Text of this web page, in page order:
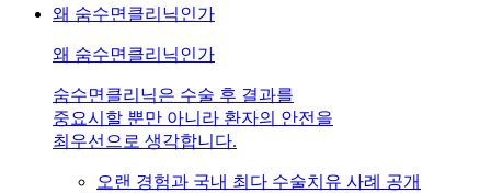
왜 숨수면클리닉인가
왜 숨수면클리닉인가
숨수면클리닉은 수술 후 결과를
중요시할 뿐만 아니라 환자의 안전을
최우선으로 생각합니다.
오랜 경험과 국내 최다 수술치유 사례 공개